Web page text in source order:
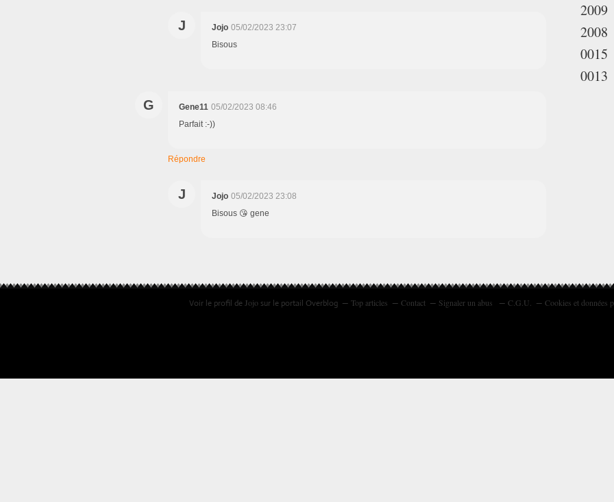
J Jojo 05/02/2023 23:07
Bisous
G Gene11 05/02/2023 08:46
Parfait :-))
Répondre
J Jojo 05/02/2023 23:08
Bisous 😘 gene
2009
2008
0015
0013
Voir le profil de Jojo sur le portail Overblog Top articles Contact Signaler un abus C.G.U. Cookies et données